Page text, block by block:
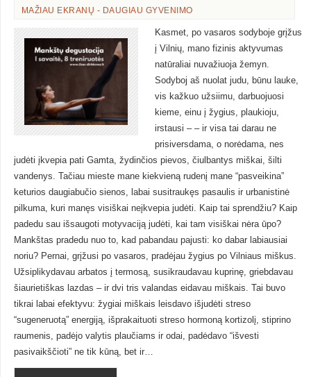
MAŽIAU EKRANŲ - DAUGIAU GYVENIMO
Kasmet, po vasaros sodyboje grįžus
į Vilnių, mano fizinis aktyvumas
natūraliai nuvažiuoja žemyn.
Sodyboj aš nuolat judu, būnu lauke,
vis kažkuo užsiimu, darbuojuosi
kieme, einu į žygius, plaukioju,
irstausi – – ir visa tai darau ne
prisiversdama, o norėdama, nes
judėti įkvepia pati Gamta, žydinčios pievos, čiulbantys miškai, šilti
vandenys. Tačiau mieste mane kiekvieną rudenį mane “pasveikina”
keturios daugiabučio sienos, labai susitraukęs pasaulis ir urbanistinė
pilkuma, kuri manęs visiškai neįkvepia judėti. Kaip tai sprendžiu? Kaip
padedu sau išsaugoti motyvaciją judėti, kai tam visiškai nėra ūpo?
Mankštas pradedu nuo to, kad pabandau pajusti: ko dabar labiausiai
noriu? Pernai, grįžusi po vasaros, pradėjau žygius po Vilniaus miškus.
Užsiplikydavau arbatos į termosą, susikraudavau kuprinę, griebdavau
šiaurietiškas lazdas – ir dvi tris valandas eidavau miškais. Tai buvo
tikrai labai efektyvu: žygiai miškais leisdavo išjudėti streso
“sugeneruotą” energiją, išprakaituoti streso hormoną kortizolį, stiprino
raumenis, padėjo valytis plaučiams ir odai, padėdavo “išvesti
pasivaikščioti” ne tik kūną, bet ir…